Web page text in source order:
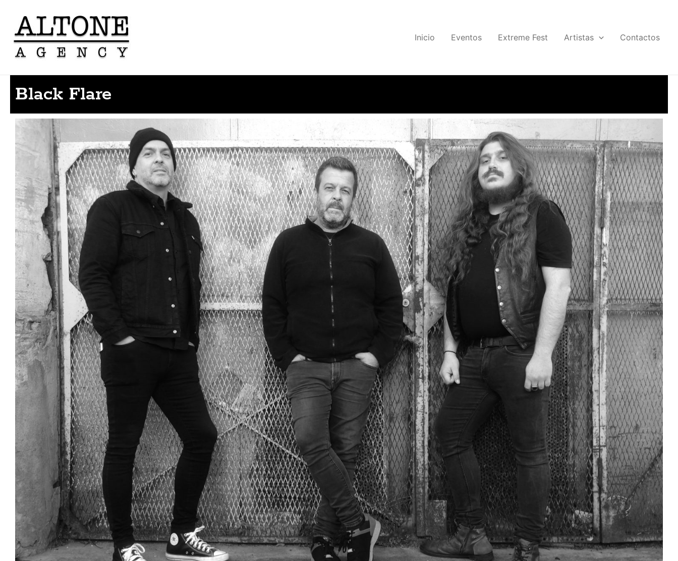
Inicio Eventos Extreme Fest Artistas Contactos
Black Flare